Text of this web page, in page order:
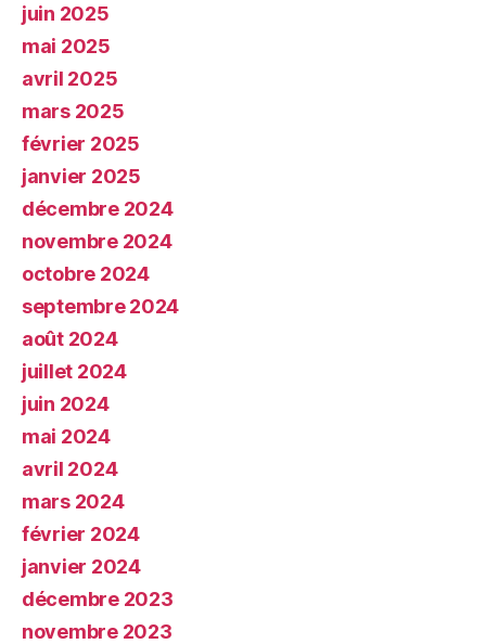
juin 2025
mai 2025
avril 2025
mars 2025
février 2025
janvier 2025
décembre 2024
novembre 2024
octobre 2024
septembre 2024
août 2024
juillet 2024
juin 2024
mai 2024
avril 2024
mars 2024
février 2024
janvier 2024
décembre 2023
novembre 2023